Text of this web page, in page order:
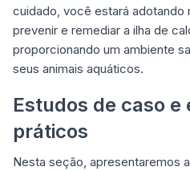
cuidado, você estará adotando
prevenir e remediar a ilha de
proporcionando um ambiente
seus animais aquáticos.
Estudos de caso e
práticos
Nesta seção, apresentaremos